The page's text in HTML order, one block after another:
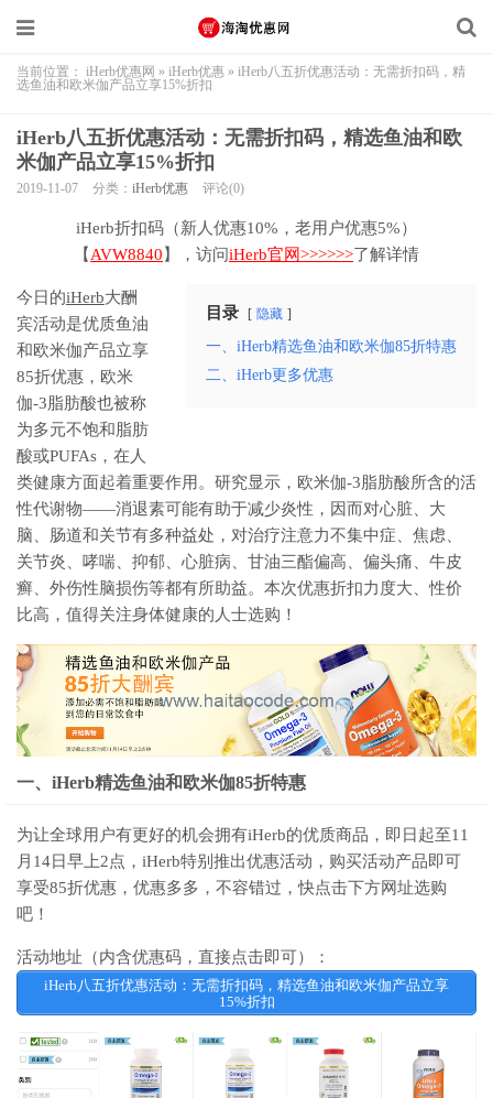
当前位置： iHerb优惠网 » iHerb优惠 » iHerb八五折优惠活动：无需折扣码，精
选鱼油和欧米伽产品立享15%折扣
iHerb八五折优惠活动：无需折扣码，精选鱼油和欧
米伽产品立享15%折扣
2019-11-07 分类： iHerb优惠 评论(0)
iHerb折扣码（新人优惠10%，老用户优惠5%）
【 AVW8840 】，访问iHerb官网>>>>>>了解详情
目录 隐藏
一、iHerb精选鱼油和欧米伽85折特惠
二、iHerb更多优惠
今日的iHerb大酬
宾活动是优质鱼油
和欧米伽产品立享
85折优惠，欧米
伽-3脂肪酸也被称
为多元不饱和脂肪
酸或PUFAs，在人
类健康方面起着重要作用。研究显示，欧米伽-3脂肪酸所含的活
性代谢物——消退素可能有助于减少炎性，因而对心脏、大
脑、肠道和关节有多种益处，对治疗注意力不集中症、焦虑、
关节炎、哮喘、抑郁、心脏病、甘油三酯偏高、偏头痛、牛皮
癣、外伤性脑损伤等都有所助益。本次优惠折扣力度大、性价
比高，值得关注身体健康的人士选购！
一、iHerb精选鱼油和欧米伽85折特惠
为让全球用户有更好的机会拥有iHerb的优质商品，即日起至11
月14日早上2点，iHerb特别推出优惠活动，购买活动产品即可
享受85折优惠，优惠多多，不容错过，快点击下方网址选购
吧！
活动地址（内含优惠码，直接点击即可）：
iHerb八五折优惠活动：无需折扣码，精选鱼油和欧米伽产品立享
15%折扣